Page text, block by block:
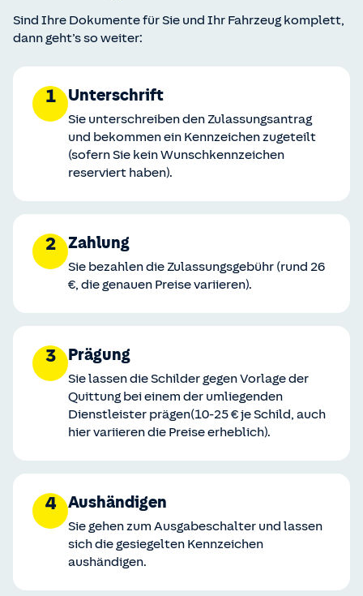
Sind Ihre Dokumente für Sie und Ihr Fahrzeug komplett,
dann geht’s so weiter:
1 Unterschrift
Sie unterschreiben den Zulassungsantrag
und bekommen ein Kennzeichen zugeteilt
(sofern Sie kein Wunschkennzeichen
reserviert haben).
2 Zahlung
Sie bezahlen die Zulassungsgebühr (rund 26
€, die genauen Preise variieren).
3 Prägung
Sie lassen die Schilder gegen Vorlage der
Quittung bei einem der umliegenden
Dienstleister prägen(10-25 € je Schild, auch
hier variieren die Preise erheblich).
4 Aushändigen
Sie gehen zum Ausgabeschalter und lassen
sich die gesiegelten Kennzeichen
aushändigen.